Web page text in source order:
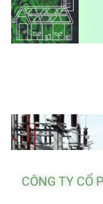
CÔNG TY CỔ